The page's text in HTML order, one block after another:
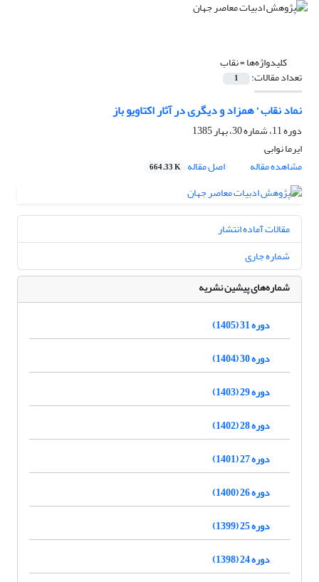
کلیدواژه‌ها =نقاب
تعداد مقالات: 1
نماد نقاب ‘ همزاد و دیگری در آثار اکتاویو باز
دوره 11، شماره 30، بهار 1385
ایرما نوابی
مشاهده مقاله
اصل مقاله 664.33 K
مقالات آماده انتشار
شماره جاری
شماره‌های پیشین نشریه
دوره 31 (1405)
دوره 30 (1404)
دوره 29 (1403)
دوره 28 (1402)
دوره 27 (1401)
دوره 26 (1400)
دوره 25 (1399)
دوره 24 (1398)